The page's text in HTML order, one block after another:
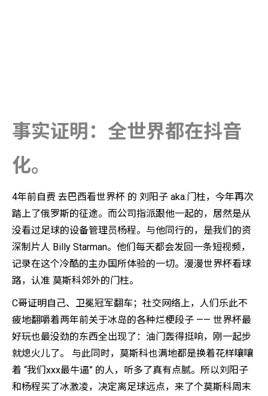
事实证明：全世界都在抖音
化。
4年前自费 去巴西看世界杯 的 刘阳子 aka.门柱，今年再次
踏上了俄罗斯的征途。而公司指派跟他一起的，居然是从
没看过足球的设备管理员杨程。与他同行的，是我们的资
深制片人 Billy Starman。他们每天都会发回一条短视频，
记录在这个冷酷的主办国所体验的一切。漫漫世界杯看球
路，认准 莫斯科郊外的门柱。
C哥证明自己、卫冕冠军翻车；社交网络上，人们乐此不
疲地翻嚼着两年前关于冰岛的各种烂梗段子 —— 世界杯最
好玩也最没劲的东西全出现了：油门轰得挺响，刚一起步
就熄火儿了。 与此同时，莫斯科也满地都是换着花样嚷嚷
着 “我们xxx最牛逼” 的人，听多了真有点腻。所以刘阳子
和杨程买了冰激凌，决定离足球远点，来了个莫斯科周末